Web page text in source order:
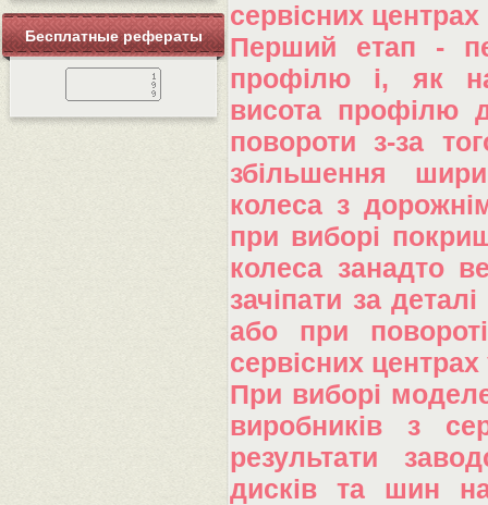
Бесплатные рефераты
сервісних
Перший етап -
профілю і, як
висота профілю
повороти з-за
збільшення
колеса з
при виборі
колеса занадто
зачіпати за
або при
сервісних
При виборі
виробників з
результати
дисків та шин